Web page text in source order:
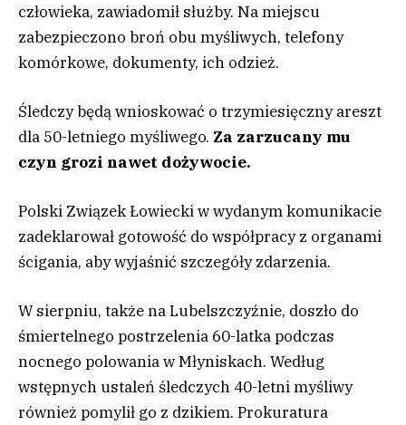
człowieka, zawiadomił służby. Na miejscu
zabezpieczono broń obu myśliwych, telefony
komórkowe, dokumenty, ich odzież.
Śledczy będą wnioskować o trzymiesięczny areszt
dla 50-letniego myśliwego. Za zarzucany mu
czyn grozi nawet dożywocie.
Polski Związek Łowiecki w wydanym komunikacie
zadeklarował gotowość do współpracy z organami
ścigania, aby wyjaśnić szczegóły zdarzenia.
W sierpniu, także na Lubelszczyźnie, doszło do
śmiertelnego postrzelenia 60-latka podczas
nocnego polowania w Młyniskach. Według
wstępnych ustaleń śledczych 40-letni myśliwy
również pomylił go z dzikiem. Prokuratura